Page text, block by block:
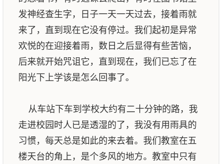
发神经查生字，日子一天一天过去，接着雨就
来了，直到现在它没有停过。我们起初是异常
欢悦的在迎接着雨，数日之后显得有些苦恼，
后来就开始咒诅它，直到现在，我们已忘了在
阳光下上学该是怎么回事了。
从车站下车到学校大约有二十分钟的路，我
走进校园时人已是透湿的了，我没有用雨具的
习惯，每天总是如此的来去着。我们教室在五
楼天台的角上，是个多风的地方。教室中只有